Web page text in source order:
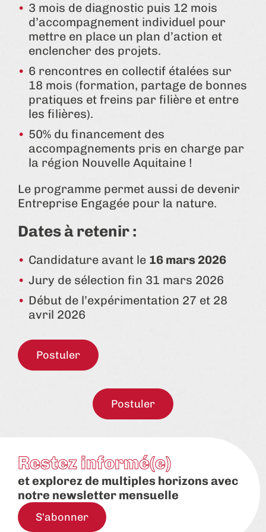
3 mois de diagnostic puis 12 mois
d’accompagnement individuel pour
mettre en place un plan d’action et
enclencher des projets.
6 rencontres en collectif étalées sur
18 mois (formation, partage de bonnes
pratiques et freins par filière et entre
les filières).
50% du financement des
accompagnements pris en charge par
la région Nouvelle Aquitaine !
Le programme permet aussi de devenir
Entreprise Engagée pour la nature.
Dates à retenir :
Candidature avant le 16 mars 2026
Jury de sélection fin 31 mars 2026
Début de l’expérimentation 27 et 28
avril 2026
Postuler
Postuler
Restez informé(e)
et explorez de multiples horizons avec
notre newsletter mensuelle
S'abonner